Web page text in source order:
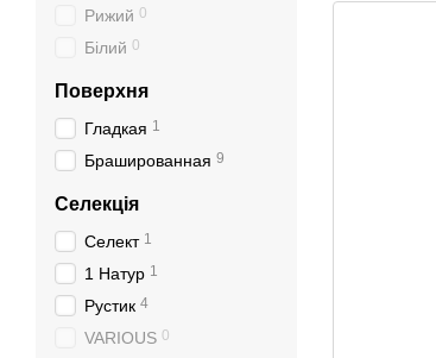
Рижий 0
Білий 0
Поверхня
Гладкая 1
Брашированная 9
Селекція
Селект 1
1 Натур 1
Рустик 4
VARIOUS 0